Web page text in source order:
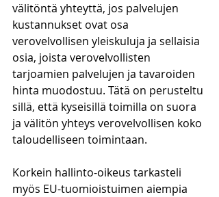
välitöntä yhteyttä, jos palvelujen
kustannukset ovat osa
verovelvollisen yleiskuluja ja sellaisia
osia, joista verovelvollisten
tarjoamien palvelujen ja tavaroiden
hinta muodostuu. Tätä on perusteltu
sillä, että kyseisillä toimilla on suora
ja välitön yhteys verovelvollisen koko
taloudelliseen toimintaan.
Korkein hallinto-oikeus tarkasteli
myös EU-tuomioistuimen aiempia